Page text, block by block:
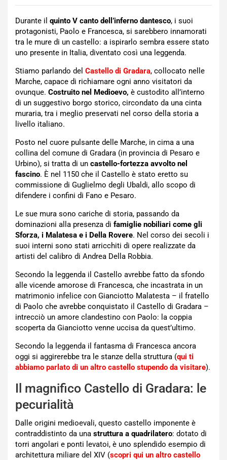
Durante il quinto V canto dell’inferno dantesco, i suoi
protagonisti, Paolo e Francesca, si sarebbero innamorati
tra le mure di un castello: a ispirarlo sembra essere stato
uno presente in Italia, diventato così una leggenda.
Stiamo parlando del Castello di Gradara, collocato nelle
Marche, capace di richiamare ogni anno visitatori da
ovunque. Costruito nel Medioevo, è custodito all’interno
di un suggestivo borgo storico, circondato da una cinta
muraria, tra i meglio preservati nel corso della storia a
livello italiano.
Posto nel cuore pulsante delle Marche, in cima a una
collina del comune di Gradara (in provincia di Pesaro e
Urbino), si tratta di un castello-fortezza avvolto nel
fascino. È nel 1150 che il Castello è stato eretto su
commissione di Guglielmo degli Ubaldi, allo scopo di
difendere i confini di Fano e Pesaro.
Le sue mura sono cariche di storia, passando da
dominazioni alla presenza di famiglie nobiliari come gli
Sforza, i Malatesa e i Della Rovere. Nel corso dei secoli i
suoi interni sono stati arricchiti di opere realizzate da
artisti del calibro di Andrea Della Robbia.
Secondo la leggenda il Castello avrebbe fatto da sfondo
alle vicende amorose di Francesca, che incastrata in un
matrimonio infelice con Gianciotto Malatesta – il fratello
di Paolo che avrebbe conquistato il Castello di Gradara –
intrecciò un amore clandestino con Paolo: la coppia
scoperta da Gianciotto venne uccisa da quest’ultimo.
Secondo la leggenda il fantasma di Francesca ancora
oggi si aggirerebbe tra le stanze della struttura (qui ti
abbiamo parlato di un altro castello stupendo da visitare).
Il magnifico Castello di Gradara: le
pecurialità
Dalle origini medioevali, questo castello imponente è
contraddistinto da una struttura a quadrilatero: dotato di
torri angolari e ponti levatoi, è uno splendido esempio di
architettura miliare del XIV (scopri qui un altro castello